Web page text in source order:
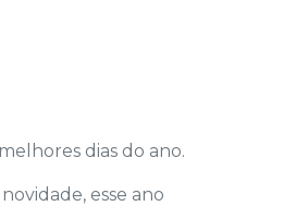
dias do ano.
esse ano